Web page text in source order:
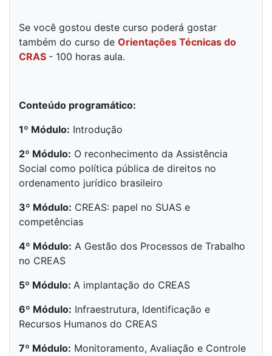
Se você gostou deste curso poderá gostar
também do curso de Orientações Técnicas do
CRAS - 100 horas aula.
Conteúdo programático:
1º Módulo: Introdução
2º Módulo: O reconhecimento da Assistência
Social como política pública de direitos no
ordenamento jurídico brasileiro
3º Módulo: CREAS: papel no SUAS e
competências
4º Módulo: A Gestão dos Processos de Trabalho
no CREAS
5º Módulo: A implantação do CREAS
6º Módulo: Infraestrutura, Identificação e
Recursos Humanos do CREAS
7º Módulo: Monitoramento, Avaliação e Controle